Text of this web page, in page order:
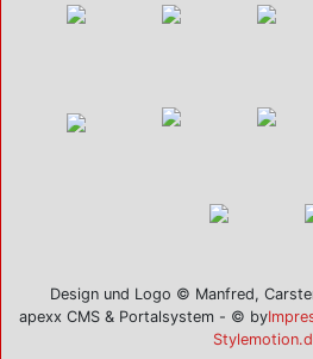
Design und Logo © Manfred,
apexx CMS & Portalsystem - © by